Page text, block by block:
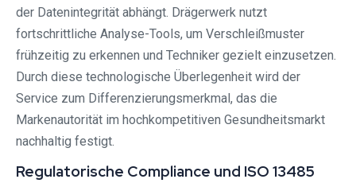
der Datenintegrität abhängt. Drägerwerk nutzt
fortschrittliche Analyse-Tools, um Verschleißmuster
frühzeitig zu erkennen und Techniker gezielt einzusetzen.
Durch diese technologische Überlegenheit wird der
Service zum Differenzierungsmerkmal, das die
Markenautorität im hochkompetitiven Gesundheitsmarkt
nachhaltig festigt.
Regulatorische Compliance und ISO 13485